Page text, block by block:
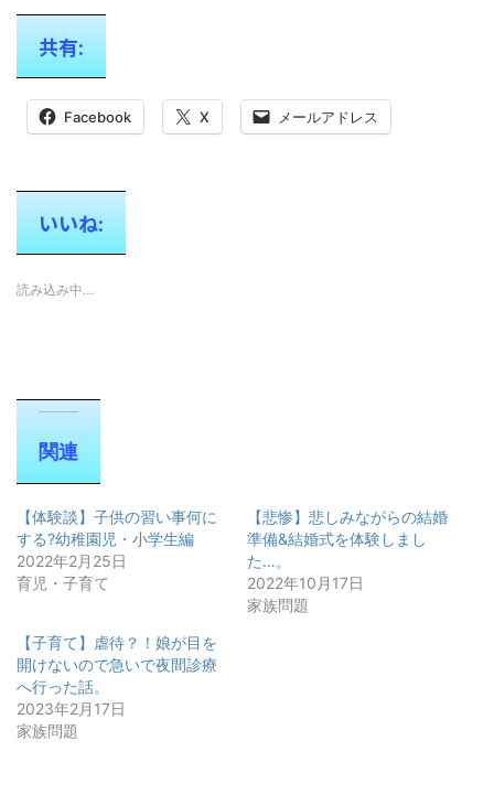
共有:
Facebook X メールアドレス
いいね:
読み込み中…
関連
【体験談】子供の習い事何に
する?幼稚園児・小学生編
2022年2月25日
育児・子育て
【悲惨】悲しみながらの結婚
準備&結婚式を体験しまし
た…。
2022年10月17日
家族問題
【子育て】虐待？！娘が目を
開けないので急いで夜間診療
へ行った話。
2023年2月17日
家族問題